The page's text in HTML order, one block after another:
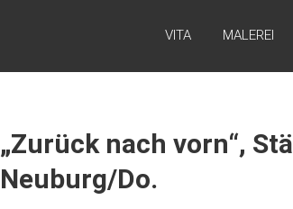
VITA MALEREI
„Zurück nach vorn“,
Neuburg/Do.